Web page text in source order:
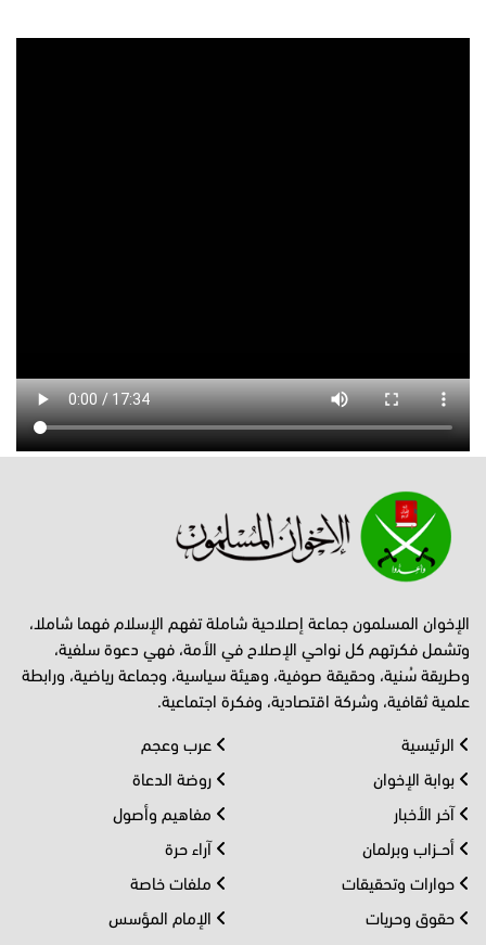
الإخوان المسلمون جماعة إصلاحية شاملة تفهم الإسلام فهما شاملا،
وتشمل فكرتهم كل نواحي الإصلاح في الأمة، فهي دعوة سلفية،
وطريقة سُنية، وحقيقة صوفية، وهيئة سياسية، وجماعة رياضية، ورابطة
علمية ثقافية، وشركة اقتصادية، وفكرة اجتماعية.
الرئيسية
بوابة الإخوان
آخر الأخبار
أحــزاب وبرلمان
حوارات وتحقيقات
حقوق وحريات
عرب وعجم
روضة الدعاة
مفاهيم وأصول
آراء حرة
ملفات خاصة
الإمام المؤسس